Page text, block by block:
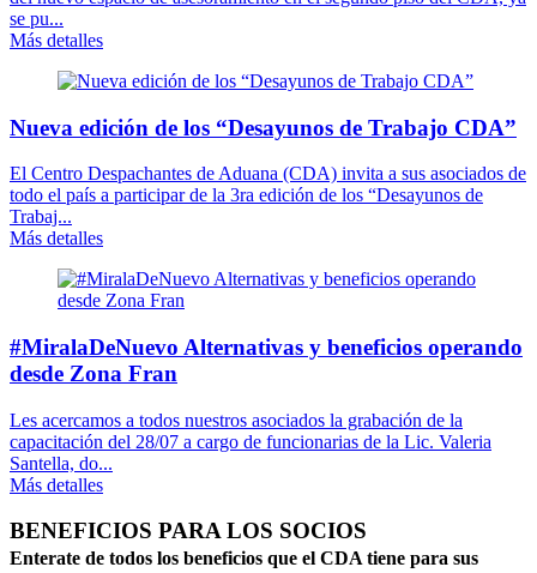
se pu...
Más detalles
Nueva edición de los “Desayunos de Trabajo CDA”
El Centro Despachantes de Aduana (CDA) invita a sus asociados de
todo el país a participar de la 3ra edición de los “Desayunos de
Trabaj...
Más detalles
#MiralaDeNuevo Alternativas y beneficios operando
desde Zona Fran
Les acercamos a todos nuestros asociados la grabación de la
capacitación del 28/07 a cargo de funcionarias de la Lic. Valeria
Santella, do...
Más detalles
BENEFICIOS PARA LOS SOCIOS
Enterate de todos los beneficios que el CDA tiene para sus